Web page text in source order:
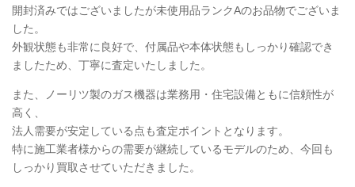
開封済みではございましたが未使用品ランクAのお品物でございま
した。
外観状態も非常に良好で、付属品や本体状態もしっかり確認でき
ましたため、丁寧に査定いたしました。
また、ノーリツ製のガス機器は業務用・住宅設備ともに信頼性が
高く、
法人需要が安定している点も査定ポイントとなります。
特に施工業者様からの需要が継続しているモデルのため、今回も
しっかり買取させていただきました。